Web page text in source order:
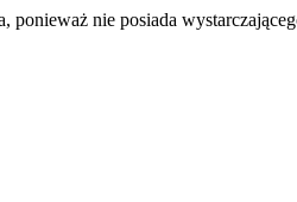
ponieważ nie posiada